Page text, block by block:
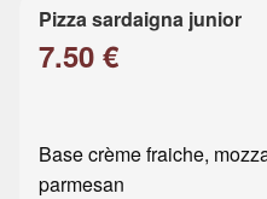
Pizza sardaigna junior
7.50 €
Base crème fraiche,
parmesan